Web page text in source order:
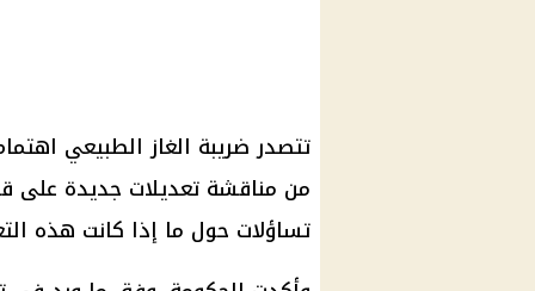
تتصدر ضريبة الغاز الطبيعي
من مناقشة تعديلات جديدة على
تساؤلات حول ما إذا كانت هذه